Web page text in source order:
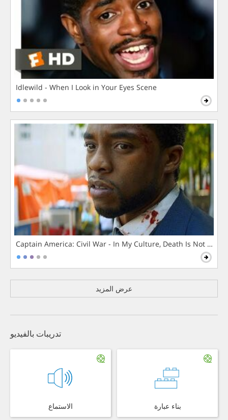
Idlewild - When I Look in Your Eyes Scene
Captain America: Civil War - In My Culture, Death Is Not The
عرض المزيد
تدريبات بالفيديو
الاستماع بناء عبارة